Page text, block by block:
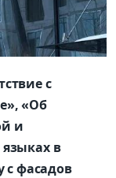
с
«Об
и
в
с фасадов